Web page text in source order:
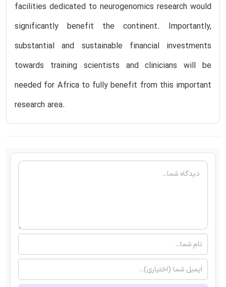
facilities dedicated to neurogenomics research would
significantly benefit the continent. Importantly,
substantial and sustainable financial investments
towards training scientists and clinicians will be
needed for Africa to fully benefit from this important
research area.